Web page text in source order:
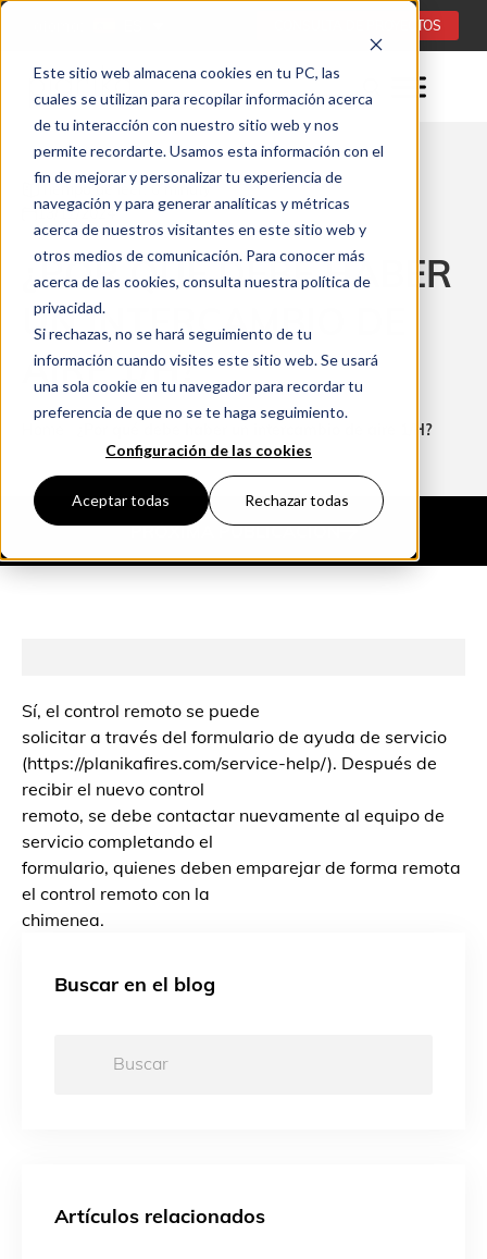
Este sitio web almacena cookies en tu PC, las
cuales se utilizan para recopilar información acerca
de tu interacción con nuestro sitio web y nos
permite recordarte. Usamos esta información con el
fin de mejorar y personalizar tu experiencia de
navegación y para generar analíticas y métricas
acerca de nuestros visitantes en este sitio web y
otros medios de comunicación. Para conocer más
acerca de las cookies, consulta nuestra política de
privacidad.
Si rechazas, no se hará seguimiento de tu
información cuando visites este sitio web. Se usará
una sola cookie en tu navegador para recordar tu
preferencia de que no se te haga seguimiento.
Configuración de las cookies
Aceptar todas Rechazar todas
CONSULTA DE PROYECTOS
Tiempo de leer: 0 minuty
13/12/2024
¿POR QUÉ DEBE HABER
UN INTERCAMBIO DE
AIRE 1/H?
¿Por qué debe haber un intercambio de aire 1/H?
PRÓXIMA PUBLICACIÓN
Sí, el control remoto se puede
solicitar a través del formulario de ayuda de servicio
(https://planikafires.com/service-help/). Después de
recibir el nuevo control
remoto, se debe contactar nuevamente al equipo de
servicio completando el
formulario, quienes deben emparejar de forma remota
el control remoto con la
chimenea.
Buscar en el blog
Artículos relacionados